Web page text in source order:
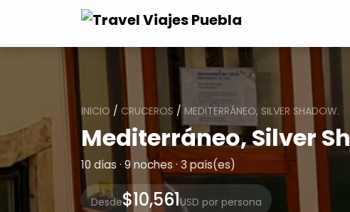
INICIO / CRUCEROS / MEDITERRÁNEO, SILVER SHADOW.
Mediterráneo, Silver
10 días · 9 noches · 3 país(es)
Desde$10,561USD por persona